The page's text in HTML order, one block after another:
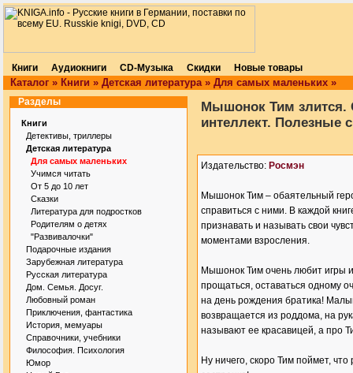
Книги Аудиокниги CD-Музыка Скидки Новые товары
Каталог » Книги » Детская литература» Для самых маленьких »
Разделы
Книги
Детективы, триллеры
Детская литература
Для самых маленьких
Учимся читать
От 5 до 10 лет
Сказки
Литература для подростков
Родителям о детях
"Развивалочки"
Подарочные издания
Зарубежная литература
Русская литература
Дом. Семья. Досуг.
Любовный роман
Приключения, фантастика
История, мемуары
Справочники, учебники
Философия. Психология
Юмор
Мышонок Тим злится.
интеллект. Полезные
Издательство: Росмэн
Мышонок Тим – обаятельный
справиться с ними. В каждой
признавать и называть свои
моментами взросления.
Мышонок Тим очень любит игры и
прощаться, оставаться одному
на день рождения братика!
возвращается из роддома, на
называют ее красавицей, а про
Ну ничего, скоро Тим поймет,